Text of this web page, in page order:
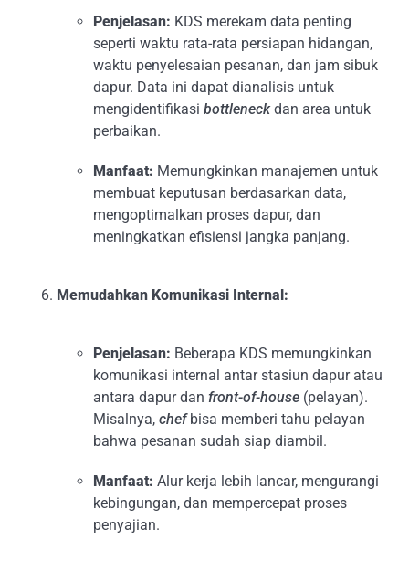
Penjelasan: KDS merekam data penting
seperti waktu rata-rata persiapan hidangan,
waktu penyelesaian pesanan, dan jam sibuk
dapur. Data ini dapat dianalisis untuk
mengidentifikasibottleneckdan area untuk
perbaikan.
Manfaat: Memungkinkan manajemen untuk
membuat keputusan berdasarkan data,
mengoptimalkan proses dapur, dan
meningkatkan efisiensi jangka panjang.
Memudahkan Komunikasi Internal:
Penjelasan: Beberapa KDS memungkinkan
komunikasi internal antar stasiun dapur atau
antara dapur danfront-of-house (pelayan).
Misalnya,chefbisa memberi tahu pelayan
bahwa pesanan sudah siap diambil.
Manfaat: Alur kerja lebih lancar, mengurangi
kebingungan, dan mempercepat proses
penyajian.